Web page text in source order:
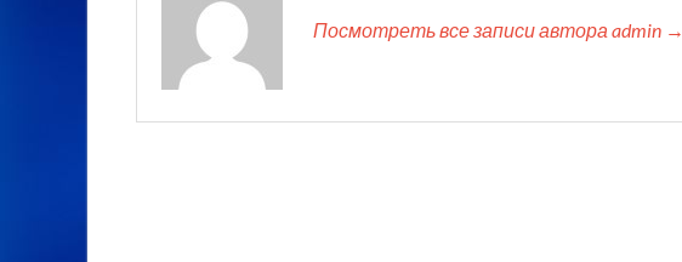
Посмотреть все записи автора admin →